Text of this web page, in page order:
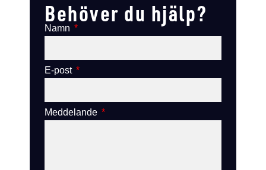
Behöver du hjälp?
Namn
E-post
Meddelande